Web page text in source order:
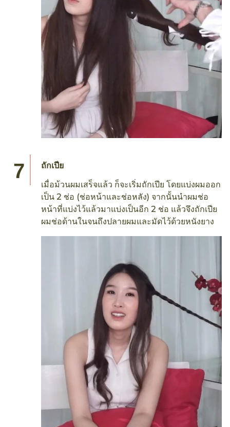
ถักเปีย
เมื่อม้วนผมเสร็จแล้ว ก็จะเริ่มถักเปีย โดยแบ่งผมออก
เป็น 2 ช่อ (ช่อหน้าและช่อหลัง) จากนั้นนำผมช่อ
หน้าที่แบ่งไว้แล้วมาแบ่งเป็นอีก 2 ช่อ แล้วจึงถักเปีย
ผมช่อด้านในจนถึงปลายผมและมัดไว้ด้วยหนังยาง